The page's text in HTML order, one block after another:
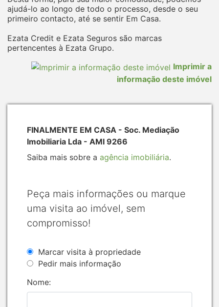
ajudá-lo ao longo de todo o processo, desde o seu
primeiro contacto, até se sentir Em Casa.
Ezata Credit e Ezata Seguros são marcas
pertencentes à Ezata Grupo.
Imprimir a
informação deste imóvel
FINALMENTE EM CASA - Soc. Mediação
Imobiliaria Lda - AMI 9266
Saiba mais sobre a agência imobiliária.
Peça mais informações ou marque
uma visita ao imóvel, sem
compromisso!
Marcar visita à propriedade
Pedir mais informação
Nome: